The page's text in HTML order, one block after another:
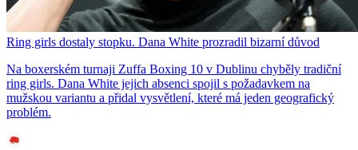
Ring girls dostaly stopku. Dana White prozradil bizarní důvod
Na boxerském turnaji Zuffa Boxing 10 v Dublinu chyběly tradiční
ring girls. Dana White jejich absenci spojil s požadavkem na
mužskou variantu a přidal vysvětlení, které má jeden geografický
problém.